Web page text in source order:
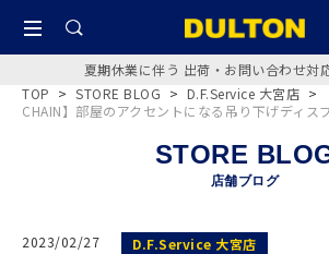
夏期休業に伴う 出荷・お問い合わせ対
TOP > STORE BLOG > D.F.Service 大宮店 >
CHAIN】部屋のアクセントになる吊り下げディス
STORE
店舗ブログ
2023/02/27 D.F.Service 大宮店